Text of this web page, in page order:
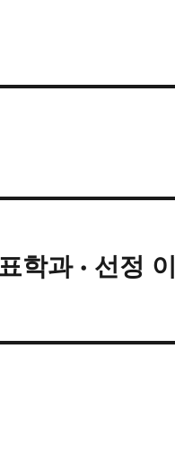
학과 · 선정 이